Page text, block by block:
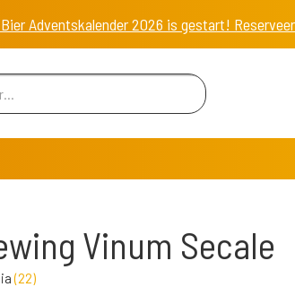
Adventskalender 2026 is gestart!
Vinum Secale
(22)